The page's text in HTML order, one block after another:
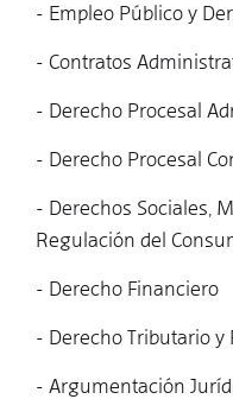
- Empleo Público y
- Contratos
- Derecho Procesal
- Derecho Procesal
- Derechos Sociales,
Regulación del
- Derecho Financiero
- Derecho Tributario y
- Argumentación